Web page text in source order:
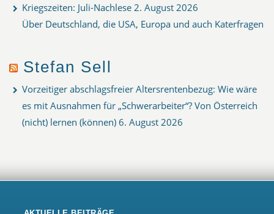
Kriegszeiten: Juli-Nachlese 2. August 2026
Über Deutschland, die USA, Europa und auch Katerfragen
Stefan Sell
Vorzeitiger abschlagsfreier Altersrentenbezug: Wie wäre
es mit Ausnahmen für „Schwerarbeiter“? Von Österreich
(nicht) lernen (können) 6. August 2026